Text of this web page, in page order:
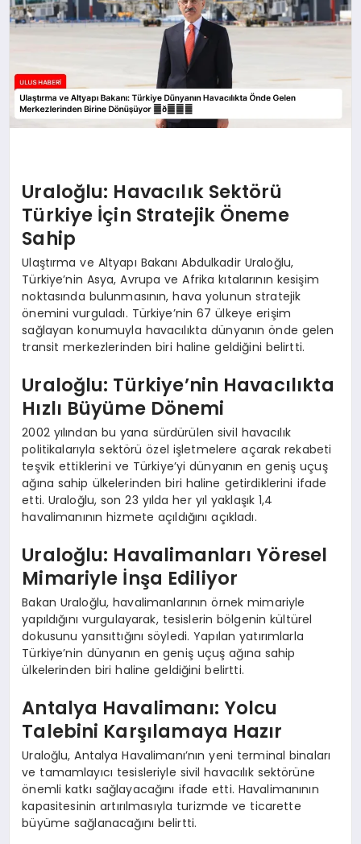
Uraloğlu: Havacılık Sektörü
Türkiye İçin Stratejik Öneme
Sahip
Ulaştırma ve Altyapı Bakanı Abdulkadir Uraloğlu,
Türkiye’nin Asya, Avrupa ve Afrika kıtalarının kesişim
noktasında bulunmasının, hava yolunun stratejik
önemini vurguladı. Türkiye’nin 67 ülkeye erişim
sağlayan konumuyla havacılıkta dünyanın önde gelen
transit merkezlerinden biri haline geldiğini belirtti.
Uraloğlu: Türkiye’nin Havacılıkta
Hızlı Büyüme Dönemi
2002 yılından bu yana sürdürülen sivil havacılık
politikalarıyla sektörü özel işletmelere açarak rekabeti
teşvik ettiklerini ve Türkiye’yi dünyanın en geniş uçuş
ağına sahip ülkelerinden biri haline getirdiklerini ifade
etti. Uraloğlu, son 23 yılda her yıl yaklaşık 1,4
havalimanının hizmete açıldığını açıkladı.
Uraloğlu: Havalimanları Yöresel
Mimariyle İnşa Ediliyor
Bakan Uraloğlu, havalimanlarının örnek mimariyle
yapıldığını vurgulayarak, tesislerin bölgenin kültürel
dokusunu yansıttığını söyledi. Yapılan yatırımlarla
Türkiye’nin dünyanın en geniş uçuş ağına sahip
ülkelerinden biri haline geldiğini belirtti.
Antalya Havalimanı: Yolcu
Talebini Karşılamaya Hazır
Uraloğlu, Antalya Havalimanı’nın yeni terminal binaları
ve tamamlayıcı tesisleriyle sivil havacılık sektörüne
önemli katkı sağlayacağını ifade etti. Havalimanının
kapasitesinin artırılmasıyla turizmde ve ticarette
büyüme sağlanacağını belirtti.